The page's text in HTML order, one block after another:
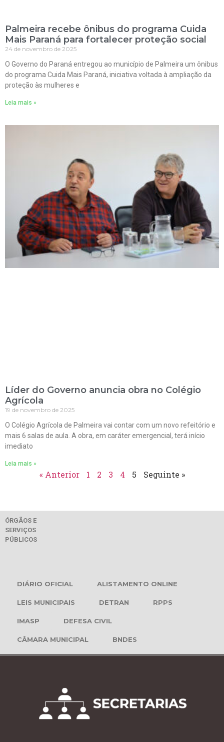
Palmeira recebe ônibus do programa Cuida
Mais Paraná para fortalecer proteção social
24 de novembro de 2025
O Governo do Paraná entregou ao município de Palmeira um ônibus
do programa Cuida Mais Paraná, iniciativa voltada à ampliação da
proteção às mulheres e
Leia mais »
Líder do Governo anuncia obra no Colégio
Agrícola
19 de novembro de 2025
O Colégio Agrícola de Palmeira vai contar com um novo refeitório e
mais 6 salas de aula. A obra, em caráter emergencial, terá início
imediato
Leia mais »
« Anterior 1 2 3 4 5 Seguinte »
ÓRGÃOS E
SERVIÇOS
PÚBLICOS
DIÁRIO OFICIAL ALISTAMENTO ONLINE
LEIS MUNICIPAIS DETRAN RPPS
IMASP DEFESA CIVIL
CÂMARA MUNICIPAL BNDES